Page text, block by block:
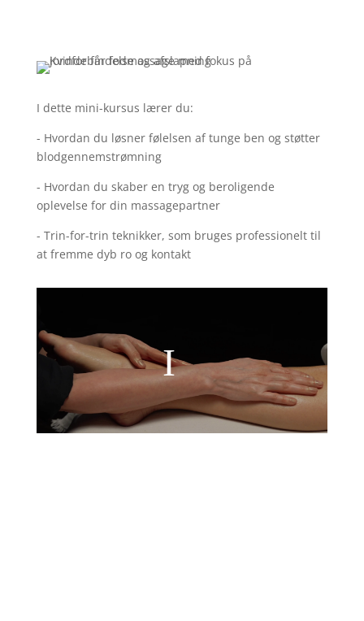
I dette mini-kursus lærer du:
- Hvordan du løsner følelsen af tunge ben og støtter
blodgennemstrømning
- Hvordan du skaber en tryg og beroligende
oplevelse for din massagepartner
- Trin-for-trin teknikker, som bruges professionelt til
at fremme dyb ro og kontakt